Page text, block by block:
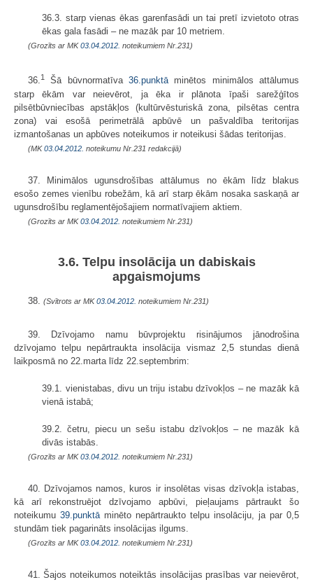
36.3. starp vienas ēkas garenfasādi un tai pretī izvietoto otras
ēkas gala fasādi – ne mazāk par 10 metriem.
(Grozīts ar MK03.04.2012. noteikumiem Nr.231)
36.1 Šā būvnormatīva 36.punktāminētos minimālos attālumus
starp ēkām var neievērot, ja ēka ir plānota īpaši sarežģītos
pilsētbūvniecības apstākļos (kultūrvēsturiskā zona, pilsētas centra
zona) vai esošā perimetrālā apbūvē un pašvaldība teritorijas
izmantošanas un apbūves noteikumos ir noteikusi šādas teritorijas.
(MK03.04.2012. noteikumu Nr.231 redakcijā)
37. Minimālos ugunsdrošības attālumus no ēkām līdz blakus
esošo zemes vienību robežām, kā arī starp ēkām nosaka saskaņā ar
ugunsdrošību reglamentējošajiem normatīvajiem aktiem.
(Grozīts ar MK03.04.2012. noteikumiem Nr.231)
3.6. Telpu insolācija un dabiskais
apgaismojums
38. (Svītrots ar MK03.04.2012. noteikumiem Nr.231)
39. Dzīvojamo namu būvprojektu risinājumos jānodrošina
dzīvojamo telpu nepārtraukta insolācija vismaz 2,5 stundas dienā
laikposmā no 22.marta līdz 22.septembrim:
39.1. vienistabas, divu un triju istabu dzīvokļos – ne mazāk kā
vienā istabā;
39.2. četru, piecu un sešu istabu dzīvokļos – ne mazāk kā
divās istabās.
(Grozīts ar MK03.04.2012. noteikumiem Nr.231)
40. Dzīvojamos namos, kuros ir insolētas visas dzīvokļa istabas,
kā arī rekonstruējot dzīvojamo apbūvi, pieļaujams pārtraukt šo
noteikumu 39.punktāminēto nepārtraukto telpu insolāciju, ja par 0,5
stundām tiek pagarināts insolācijas ilgums.
(Grozīts ar MK03.04.2012. noteikumiem Nr.231)
41. Šajos noteikumos noteiktās insolācijas prasības var neievērot,